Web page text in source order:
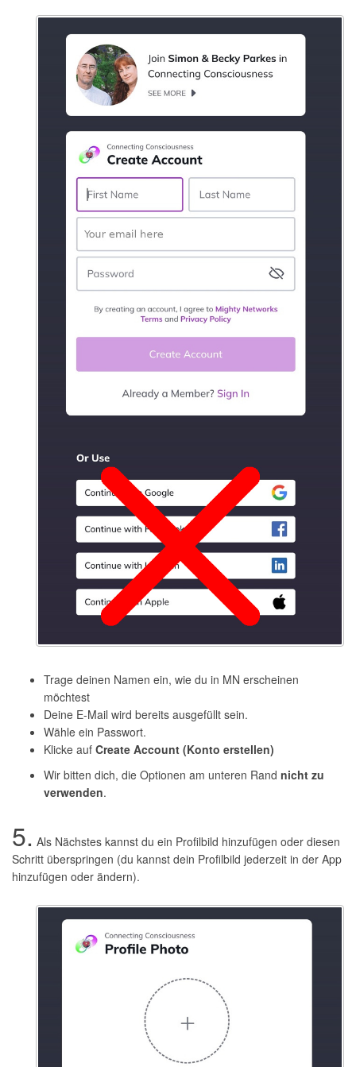
Trage deinen Namen ein, wie du in MN erscheinen
möchtest
Deine E-Mail wird bereits ausgefüllt sein.
Wähle ein Passwort.
Klicke auf Create Account (Konto erstellen)
Wir bitten dich, die Optionen am unteren Rand nicht zu
verwenden.
5. Als Nächstes kannst du ein Profilbild hinzufügen oder diesen
Schritt überspringen (du kannst dein Profilbild jederzeit in der App
hinzufügen oder ändern).